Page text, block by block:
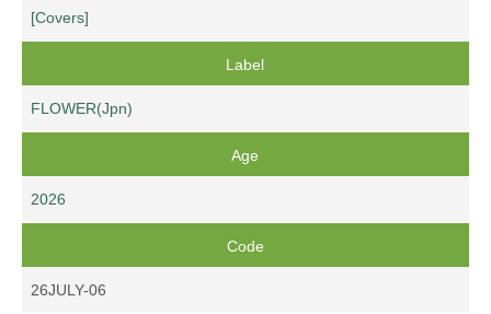
[Covers]
Label
FLOWER(Jpn)
Age
2026
Code
26JULY-06